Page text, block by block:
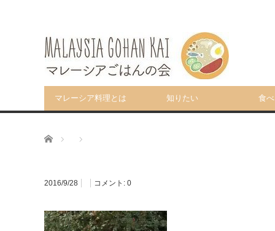
マレーシア料理とは 知りたい 食
ホーム
2016/9/28 コメント: 0